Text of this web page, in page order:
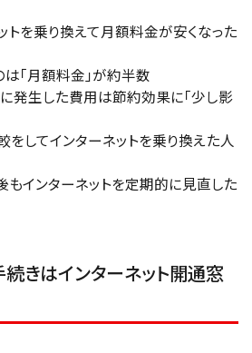
トを乗り換えて月額料金が安くなった
「月額料金」が約半数
発生した費用は節約効果に「少し影
をしてインターネットを乗り換えた人
インターネットを定期的に見直した
続きはインターネット開通窓